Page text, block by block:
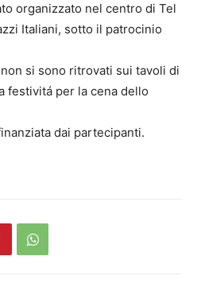
organizzato nel centro di Tel
Italiani, sotto il patrocinio
si sono ritrovati sui tavoli di
festivitá per la cena dello
dai partecipanti.